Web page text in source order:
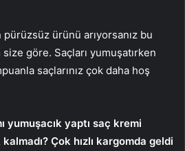
pürüzsüz ürünü arıyorsanız bu
göre. Saçları yumuşatırken
saçlarınız çok daha hoş
yumuşacık yaptı saç kremi
Çok hızlı kargomda geldi